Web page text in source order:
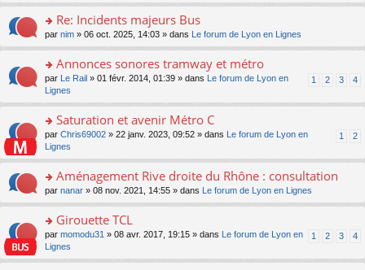
c
nt
u
s
ré
e
nt
n
o
lu
pl
u
ré
e
nt
a
g
e
n
n
pl
u
ré
e
nt
le
m
e
a
g
e
n
o
lu
u
s
ré
e
nt
n
ult
er
le
m
e
s
g
e
n
o
n
le
u
s
ré
c
o
n
ult
er
le
m
e
s
s
e
n
o
n
le
Re: Incidents majeurs Bus
par nim » 06 oct. 2025, 14:03 » dans Le forum de Lyon en Lignes
o
s
er
le
m
e
s
s
e
n
o
n
Annonces sonores tramway et métro
1 2 3 4
par Le Rail » 01 févr. 2014, 01:39 » dans
Le forum de Lyon en
Lignes
o
s
er
le
m
e
s
s
Saturation et avenir Métro C
1 2
par Chris69002 » 22 janv. 2023, 09:52 » dans
Le forum de Lyon en
Lignes
o
n
ult
er
le
m
Aménagement Rive droite du Rhône : consultation
par nanar » 08 nov. 2021, 14:55 » dans Le forum de Lyon en Lignes
o
s
Girouette TCL
1 2 3 4
par momodu31 » 08 avr. 2017, 19:15 » dans
Le forum de Lyon en
Lignes